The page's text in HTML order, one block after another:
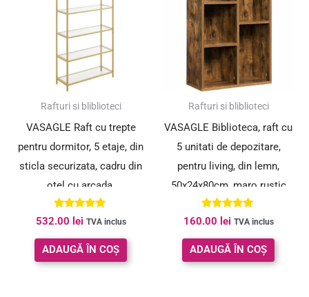
Rafturi si bliblioteci
VASAGLE Raft cu trepte
pentru dormitor, 5 etaje, din
sticla securizata, cadru din
otel cu arcada,
83x30x184cm, auriu
Evaluat la
5.00
din 5
532.00 lei TVA inclus
ADAUGĂ ÎN COȘ
Rafturi si bliblioteci
VASAGLE Biblioteca, raft cu
5 unitati de depozitare,
pentru living, din lemn,
50x24x80cm, maro rustic
Evaluat la
5.00
din 5
160.00 lei TVA inclus
ADAUGĂ ÎN COȘ